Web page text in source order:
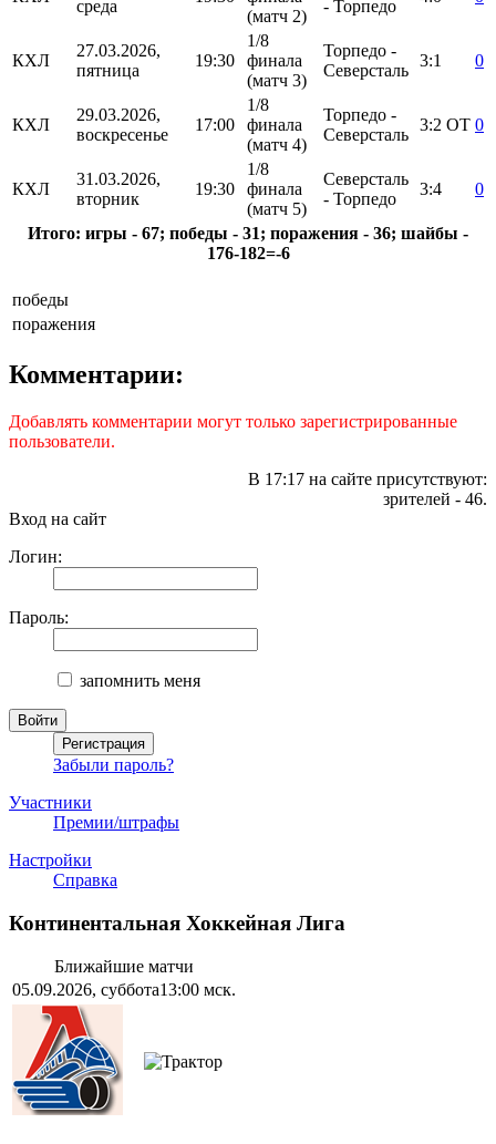
среда
(матч 2)
- Торпедо
КХЛ
27.03.2026,
пятница
19:30
1/8
финала
(матч 3)
Торпедо -
Северсталь
3:1 0
КХЛ
29.03.2026,
воскресенье
17:00
1/8
финала
(матч 4)
Торпедо -
Северсталь
3:2 ОТ 0
КХЛ
31.03.2026,
вторник
19:30
1/8
финала
(матч 5)
Северсталь
- Торпедо
3:4 0
Итого: игры - 67; победы - 31; поражения - 36; шайбы -
176-182=-6
победы
поражения
Комментарии:
Добавлять комментарии могут только зарегистрированные
пользователи.
В 17:17 на сайте присутствуют:
зрителей - 46.
Вход на сайт
Логин:
Пароль:
запомнить меня
Забыли пароль?
Участники
Премии/штрафы
Настройки
Справка
Континентальная Хоккейная Лига
Ближайшие матчи
05.09.2026, суббота13:00 мск.